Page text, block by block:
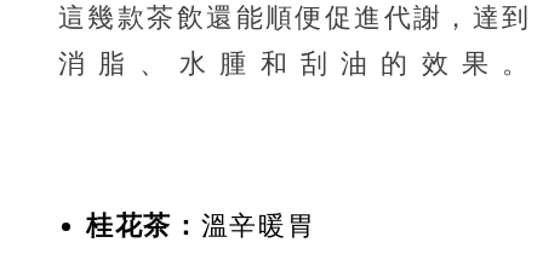
這幾款茶飲還能順便促進代謝，達到
消脂、水腫和刮油的效果。
桂花茶： 溫辛暖胃